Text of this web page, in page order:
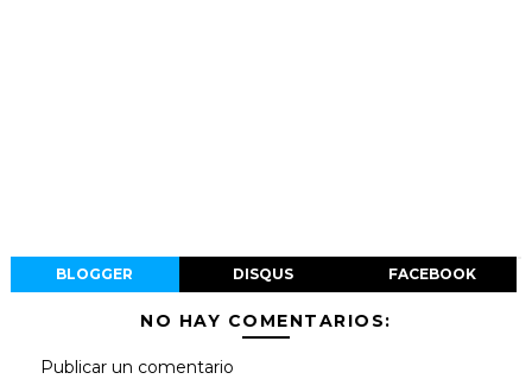
BLOGGER DISQUS FACEBOOK
NO HAY COMENTARIOS:
Publicar un comentario